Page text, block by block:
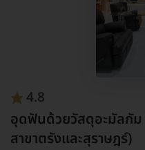
4.8
อุดฟันด้วยวัสดุอะมัลกัม
สาขาตรังและสุราษฎร์)